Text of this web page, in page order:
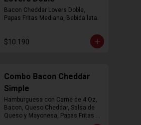
Bacon Cheddar Lovers Doble,
Papas Fritas Mediana, Bebida lata.
$10.190
Combo Bacon Cheddar
Simple
Hamburguesa con Carne de 4 Oz,
Bacon, Queso Cheddar, Salsa de
Queso y Mayonesa, Papas Fritas